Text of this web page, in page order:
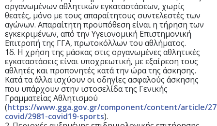
οργανωμένων αθλητικών εγκαταστάσεων, χωρίς
θεατές, μόνο με τους απαραίτητους συντελεστές των
αγώνων. Απαραίτητη προϋπόθεση είναι η τήρηση των
εγκεκριμένων, από την Υγειονομική Επιστημονική
Επιτροπή της ΓΓΑ, πρωτοκόλλων του αθλήματος.
1δ. Η χρήση της μάσκας στις οργανωμένες αθλητικές
εγκαταστάσεις είναι υποχρεωτική, με εξαίρεση τους
αθλητές και προπονητές κατά την ώρα της άσκησης.
Κατά τα άλλα ισχύουν οι οδηγίες ασφαλούς άσκησης
που υπάρχουν στην ιστοσελίδα της Γενικής
Γραμματείας Αθλητισμού
(https://www.gga.gov.gr/component/content/article/
covid/2981-covid19-sports).